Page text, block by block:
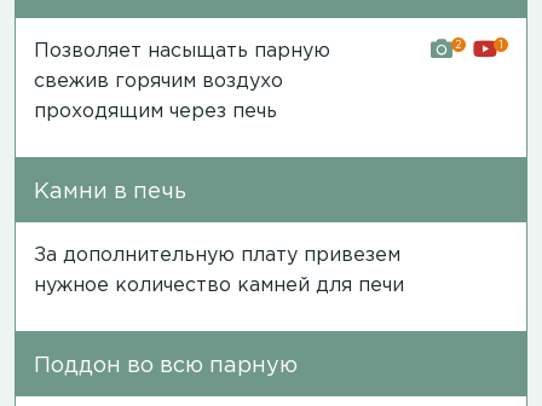
Позволяет насыщать парную
свежив горячим воздухо
проходящим через печь
2 1
Камни в печь
За дополнительную плату привезем
нужное количество камней для печи
Поддон во всю парную